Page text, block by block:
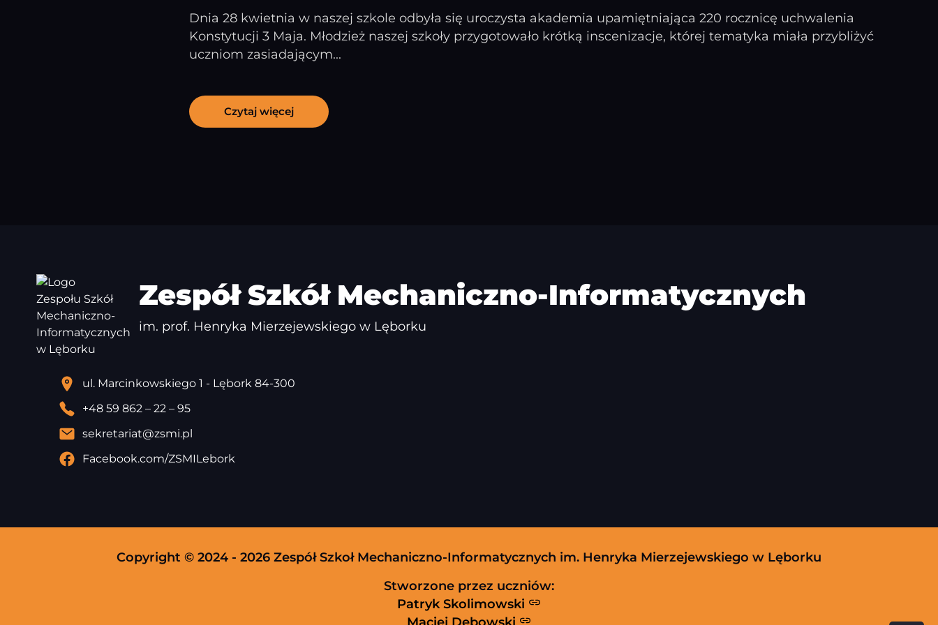
Dnia 28 kwietnia w naszej szkole odbyła się uroczysta akademia upamiętniająca 220 rocznicę uchwalenia
Konstytucji 3 Maja. Młodzież naszej szkoły przygotowało krótką inscenizacje, której tematyka miała przybliżyć
uczniom zasiadającym...
Czytaj więcej
Zespół Szkół Mechaniczno-Informatycznych
im. prof. Henryka Mierzejewskiego w Lęborku
ul. Marcinkowskiego 1 - Lębork 84-300
+48 59 862 – 22 – 95
sekretariat@zsmi.pl
Facebook.com/ZSMILebork
Copyright © 2024 - 2026 Zespół Szkoł Mechaniczno-Informatycznych im. Henryka Mierzejewskiego w Lęborku
Stworzone przez uczniów:
Patryk Skolimowski